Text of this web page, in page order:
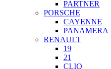
PARTNER
PORSCHE
CAYENNE
PANAMERA
RENAULT
19
21
CLIO